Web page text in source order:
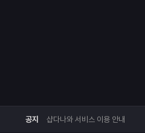
공지 샵다나와 서비스 이용 안내